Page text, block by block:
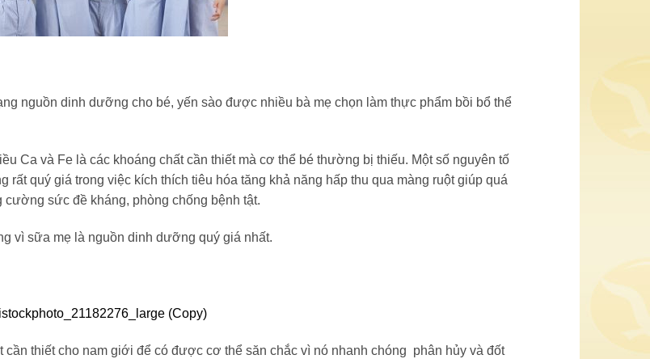
nguồn dinh dưỡng cho bé, yến sào được nhiều bà mẹ chọn làm thực phẩm bồi bổ thể
Ca và Fe là các khoáng chất cần thiết mà cơ thể bé thường bị thiếu. Một số nguyên tố
quý giá trong việc kích thích tiêu hóa tăng khả năng hấp thu qua màng ruột giúp quá
sức đề kháng, phòng chống bệnh tật.
vì sữa mẹ là nguồn dinh dưỡng quý giá nhất.
cần thiết cho nam giới để có được cơ thể săn chắc vì nó nhanh chóng phân hủy và đốt